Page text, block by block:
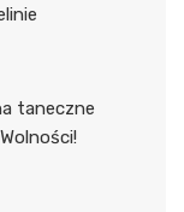
taneczne